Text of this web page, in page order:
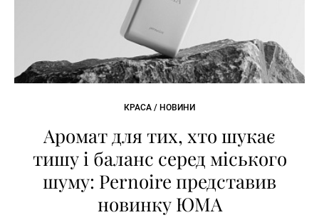
КРАСА / НОВИНИ
Аромат для тих, хто шукає
тишу і баланс серед міського
шуму: Pernoire представив
новинку ЮМА